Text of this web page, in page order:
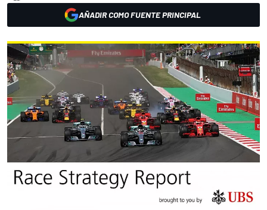
AÑADIR COMO FUENTE PRINCIPAL